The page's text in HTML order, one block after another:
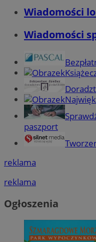
Wiadomości
Wiadomości
paszport
reklama
reklama
Ogłoszenia